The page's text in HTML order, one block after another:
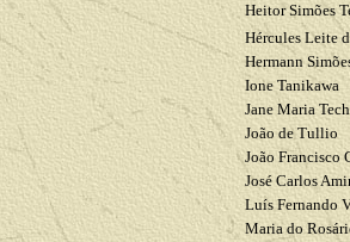
Heitor Simões
Hércules Leite
Hermann
Ione Tanikawa
Jane Maria Tech
João de Tullio
JoãoFrancisco
José Carlos
Luís Fernando
Maria do